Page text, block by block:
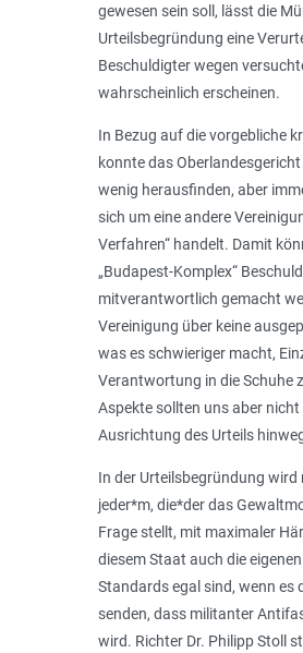
gewesen sein soll, lässt die
Urteilsbegründung eine
Beschuldigter wegen
wahrscheinlich erscheinen.
In Bezug auf die vorgebliche
konnte das
wenig herausfinden, aber
sich um eine andere
Verfahren“ handelt. Damit
„Budapest-Komplex“
mitverantwortlich gemacht
Vereinigung über keine
was es schwieriger macht,
Verantwortung in die Schuhe
Aspekte sollten uns aber
Ausrichtung des Urteils
In der Urteilsbegründung wird
jeder*m, die*der das
Frage stellt, mit maximaler
diesem Staat auch die
Standards egal sind, wenn es
senden, dass militanter
wird. Richter Dr. Philipp Stoll